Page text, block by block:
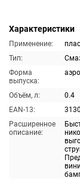
Характеристики
Применение:
Тип:
Форма
выпуска:
Объём, л:
0.4
EAN-13:
Расширенное
описание: